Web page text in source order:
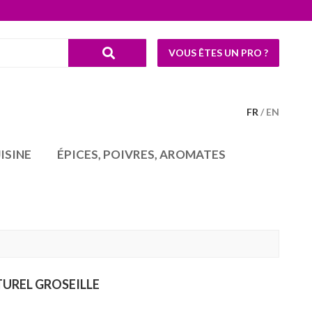
FR EN
VOUS ÊTES UN PRO ?
ÉPICES, POIVRES, AROMATES
GROSEILLE